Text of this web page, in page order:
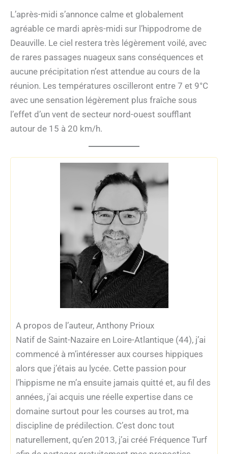
L’après-midi s’annonce calme et globalement
agréable ce mardi après-midi sur l’hippodrome de
Deauville. Le ciel restera très légèrement voilé, avec
de rares passages nuageux sans conséquences et
aucune précipitation n’est attendue au cours de la
réunion. Les températures oscilleront entre 7 et 9°C
avec une sensation légèrement plus fraîche sous
l’effet d’un vent de secteur nord-ouest soufflant
autour de 15 à 20 km/h.
A propos de l’auteur, Anthony Prioux
Natif de Saint-Nazaire en Loire-Atlantique (44), j’ai
commencé à m’intéresser aux courses hippiques
alors que j’étais au lycée. Cette passion pour
l’hippisme ne m’a ensuite jamais quitté et, au fil des
années, j’ai acquis une réelle expertise dans ce
domaine surtout pour les courses au trot, ma
discipline de prédilection. C’est donc tout
naturellement, qu’en 2013, j’ai créé Fréquence Turf